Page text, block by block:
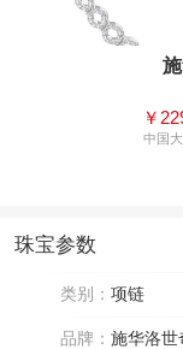
￥
中国
珠宝参数
类别： 项链
品牌： 施华洛世